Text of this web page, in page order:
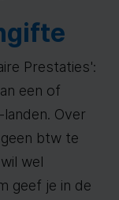
Prestaties':
een of
Over
btw te
wel
geef je in de